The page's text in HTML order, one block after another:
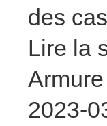
des
Lire la
2023-